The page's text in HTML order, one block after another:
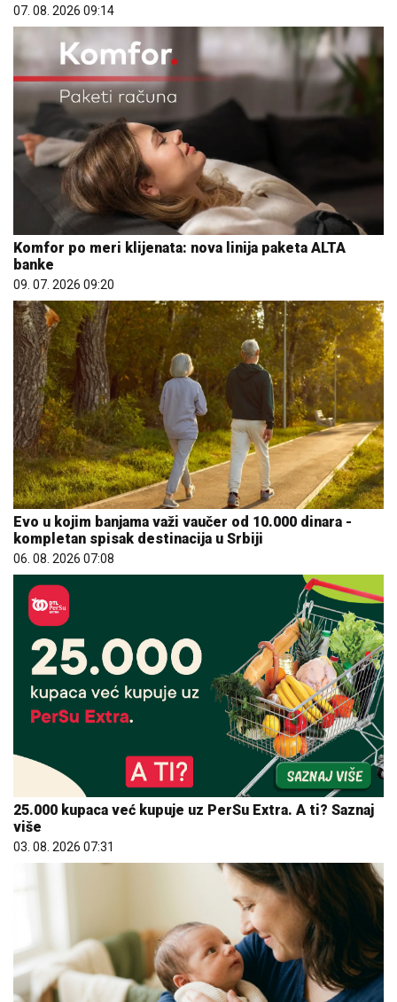
07. 08. 2026 09:14
Komfor po meri klijenata: nova linija paketa ALTA
banke
09. 07. 2026 09:20
Evo u kojim banjama važi vaučer od 10.000 dinara -
kompletan spisak destinacija u Srbiji
06. 08. 2026 07:08
25.000 kupaca već kupuje uz PerSu Extra. A ti? Saznaj
više
03. 08. 2026 07:31